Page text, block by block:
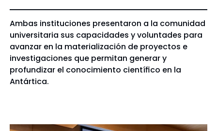
Ambas instituciones presentaron a la comunidad
universitaria sus capacidades y voluntades para
avanzar en la materialización de proyectos e
investigaciones que permitan generar y
profundizar el conocimiento científico en la
Antártica.